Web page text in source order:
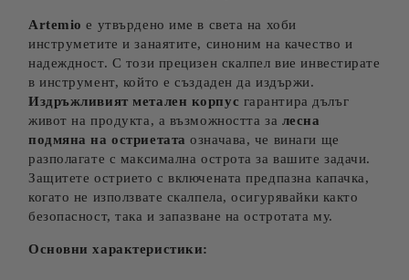
Artemio е утвърдено име в света на хоби
инструметите и занаятите, синоним на качество и
надеждност. С този прецизен скалпел вие инвестирате
в инструмент, който е създаден да издържи.
Издръжливият метален корпус гарантира дълъг
живот на продукта, а възможността за лесна
подмяна на остриетата означава, че винаги ще
разполагате с максимална острота за вашите задачи.
Защитете острието с включената предпазна капачка,
когато не използвате скалпела, осигурявайки както
безопасност, така и запазване на остротата му.
Основни характеристики: